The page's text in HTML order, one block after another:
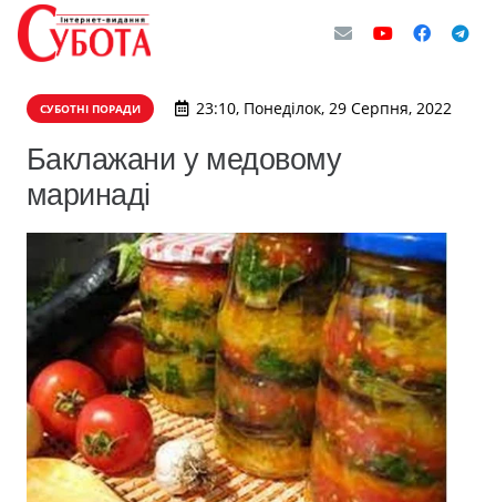
СУБОТНІ ПОРАДИ 23:10, Понеділок, 29 Серпня, 2022
Баклажани у медовому
маринаді